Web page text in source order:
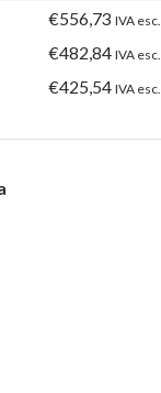
€556,73 IVA esc.
€482,84 IVA esc.
€425,54 IVA esc.